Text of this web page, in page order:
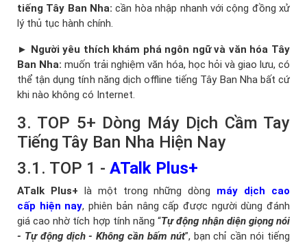
tiếng Tây Ban Nha: cần hòa nhập nhanh với cộng đồng xử
lý thủ tục hành chính.
► Người yêu thích khám phá ngôn ngữ và văn hóa Tây
Ban Nha: muốn trải nghiệm văn hóa, học hỏi và giao lưu, có
thể tận dụng tính năng dịch offline tiếng Tây Ban Nha bất cứ
khi nào không có Internet.
3. TOP 5+ Dòng Máy Dịch Cầm Tay
Tiếng Tây Ban Nha Hiện Nay
3.1. TOP 1 - ATalk Plus+
ATalk Plus+ là một trong những dòng máy dịch cao
cấp hiện nay, phiên bản nâng cấp được người dùng đánh
giá cao nhờ tích hợp tính năng “Tự động nhận diện giọng nói
- Tự động dịch - Không cần bấm nút”, bạn chỉ cần nói tiếng